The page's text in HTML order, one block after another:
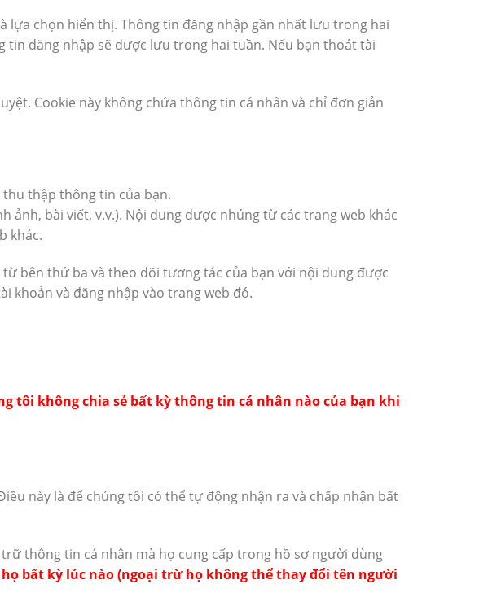
lựa chọn hiển thị. Thông tin đăng nhập gần nhất lưu trong hai
tin đăng nhập sẽ được lưu trong hai tuần. Nếu bạn thoát tài
Cookie này không chứa thông tin cá nhân và chỉ đơn giản
thập thông tin của bạn.
ảnh, bài viết, v.v.). Nội dung được nhúng từ các trang web khác
khác.
bên thứ ba và theo dõi tương tác của bạn với nội dung được
khoản và đăng nhập vào trang web đó.
tôi không chia sẻ bất kỳ thông tin cá nhân nào của bạn khi
này là để chúng tôi có thể tự động nhận ra và chấp nhận bất
thông tin cá nhân mà họ cung cấp trong hồ sơ người dùng
bất kỳ lúc nào (ngoại trừ họ không thể thay đổi tên người